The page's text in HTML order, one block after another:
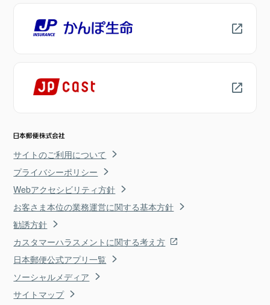
サイトのご利用について
プライバシーポリシー
Webアクセシビリティ方針
お客さま本位の業務運営に関する基本方針
勧誘方針
カスタマーハラスメントに関する考え方
日本郵便公式アプリ一覧
ソーシャルメディア
サイトマップ